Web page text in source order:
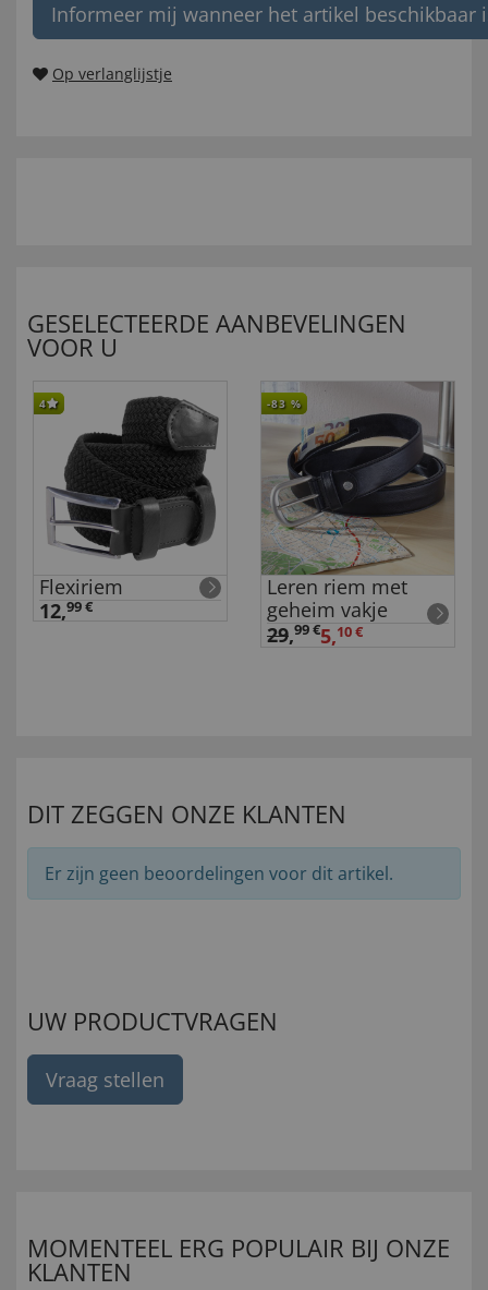
Informeer mij wanneer het artikel beschikbaar
Op verlanglijstje
GESELECTEERDE AANBEVELINGEN
VOOR U
4
Flexiriem
12,99 €
-83 %
Leren riem met
geheim vakje
29,99 €5,10 €
DIT ZEGGEN ONZE KLANTEN
Er zijn geen beoordelingen voor dit artikel.
UW PRODUCTVRAGEN
Vraag stellen
MOMENTEEL ERG POPULAIR BIJ ONZE
KLANTEN